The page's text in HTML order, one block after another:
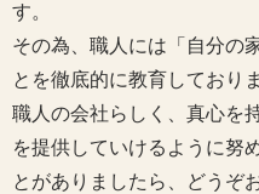
す。
その為、職人には「自分の
とを徹底的に教育しており
職人の会社らしく、真心を
を提供していけるように努
とがありましたら、どうぞ